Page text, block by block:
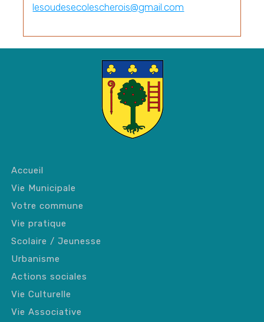
lesoudesecolescherois@gmail.com
Accueil
Vie Municipale
Votre commune
Vie pratique
Scolaire / Jeunesse
Urbanisme
Actions sociales
Vie Culturelle
Vie Associative